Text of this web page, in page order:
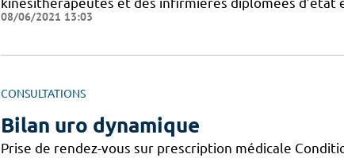
kinésithérapeutes et des infirmières diplômées
08/06/2021 13:03
CONSULTATIONS
Bilan uro dynamique
Prise de rendez-vous sur prescription médicale